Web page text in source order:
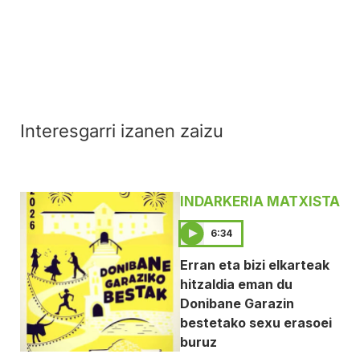
Interesgarri izanen zaizu
INDARKERIA MATXISTA
6:34
Erran eta bizi elkarteak
hitzaldia eman du
Donibane Garazin
bestetako sexu erasoei
buruz